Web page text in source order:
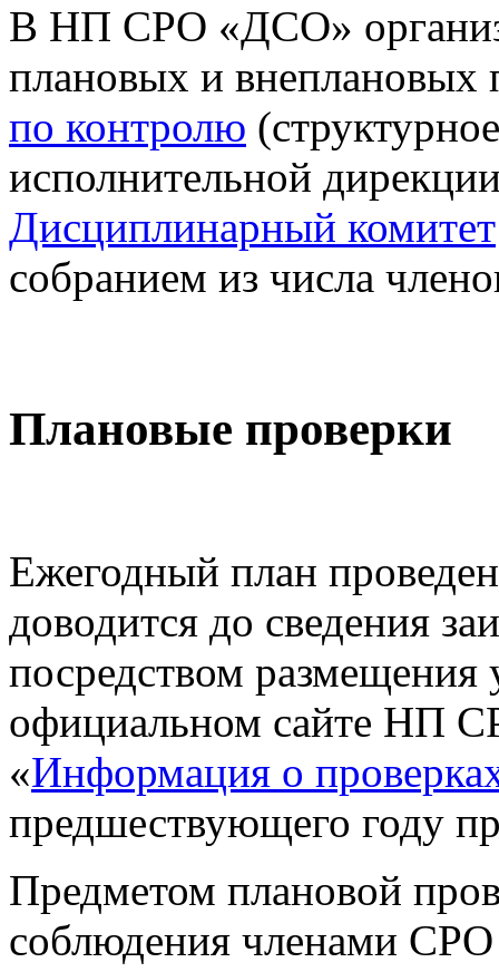
В НП СРО «ДСО»
плановых и внеплановых
по контролю
исполнительной
Дисциплинарный комитет
собранием из числа
Плановые проверки
Ежегодный план
доводится до сведения
посредством размещения
официальном сайте НП
«Информация о
предшествующего году
Предметом плановой
соблюдения членами